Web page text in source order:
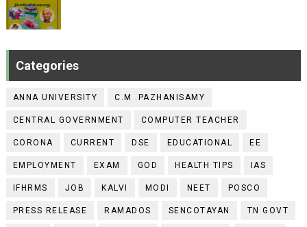
Categories
ANNA UNIVERSITY C.M .PAZHANISAMY
CENTRAL GOVERNMENT COMPUTER TEACHER
CORONA CURRENT DSE EDUCATIONAL EE
EMPLOYMENT EXAM GOD HEALTH TIPS IAS
IFHRMS JOB KALVI MODI NEET POSCO
PRESS RELEASE RAMADOS SENCOTAYAN TN GOVT